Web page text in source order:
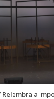
Relembra a